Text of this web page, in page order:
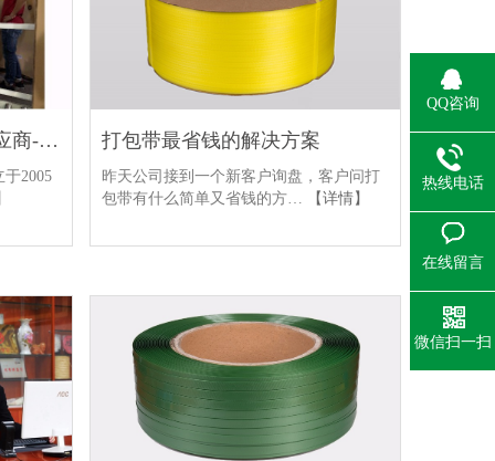
深圳创维集团的打包带供应商-东莞宏展包装
2005
打包带最省钱的解决方案
昨天公司接到一个新客户询盘，客户问打
包带有什么简单又省钱的方…
【详情】
QQ咨询
热线电话
在线留言
微信扫一扫